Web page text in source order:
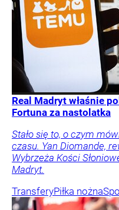
Real Madryt właśnie
Fortuna za nastolatka
Stało się to, o czym
czasu. Yan Diomande,
Wybrzeża Kości
Madryt.
TransferyPiłka nożna